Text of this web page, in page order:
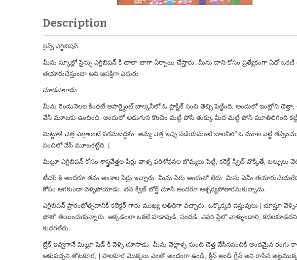
Description
సైన్స్ ఎగ్జిబిషన్
మీను స్కూల్లో సైన్సు ఎగ్జిబిషన్ కి చాలా బాగా ఏర్పాటు చేస్తారు. మీను దాని కోసం ప్రత్యేకంగా ఏదో
తయారుచేస్తుందా అని ఆసక్తిగా ఎదురు
చూడసాగాడు.
మీను రెండునెలల కిందటే అపార్ట్మెంట్ బాల్కనీలో ఓ ప్లాస్టిక్ సంచి తెచ్చి పెట్టింది. అందులో ఇంట్లోని
వేసి మూటకు ఉంచింది. అందులో అడుగున కొంచెం మట్టి పోసి తుక్కు మీద మట్టి పోసి మూతిలిగింది
మిట్టూకి చెత్త ఎత్తాలంటే పరమబద్ధకం. అమ్మ చెత్త ఇచ్చి పడేయమంటే బాలనీలో ఓ మూల పెట్టి
సంచిలో వేసి మూటకట్టేది. |
మిట్టూ ఎగ్జిబిషన్ కోసం శాస్త్రవేత్తల పేర్లు వాళ్ళ పరిశోధనల బొమ్మలు పెట్టి, కరెక్ట్ స్విచ్ నొక్కితే,
టీచర్ కి అందరూ తమ అంశాల పేర్లు ఇచ్చారు. మీను పేరు అందులో లేదు. మీను ఏమీ
కోసం ఆగకుండా వెళ్ళిపోయాడు. తన క్విజ్ బోర్డ్ చూసి అందరూ ఆశ్చర్యపోతారనుకున్నాడు.
ఎగ్జిబిషన్ ప్రారంభోత్సవానికి కలెక్టర్ గారు ముఖ్య అతిథిగా వచ్చారు. ఒక్కొక్కరి వస్తువులు | చూస్తూ
ఫోటో తీయించుకున్నారు. అక్కడంతా ఒకటే హడావుడి, సందడి. ఎవరి ప్లేలో వాళ్ళుండాలి, కదలకూడదని
కుదరలేదు.
బ్రేక్ ఇవ్వగానే మిట్టూ షెడ్ కి వెళ్ళి చూసాడు. మీను నెల్లాళ్ళ నుంచి చెత్త వేసినసంచికి అందమైన రంగు
ఆకుపచ్చని తోటకూర, | పాలకూర మొక్కలు ఎంతో అందంగా ఉండి, క్లీన్ అండ్ గ్రీన్ అని రాసిన